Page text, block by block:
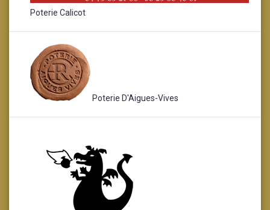
Poterie Calicot
Poterie D'Aigues-Vives